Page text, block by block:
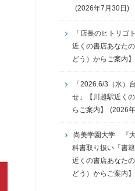
(2026年7月30日)
「店長のヒトリゴ
近くの書店あなた
どう）からご案内】
「2026.6/3（水）
せ」【川越駅近く
らご案内】
(2026
尚美学園大学 『
科書取り扱い「書
近くの書店あなた
どう）からご案内】